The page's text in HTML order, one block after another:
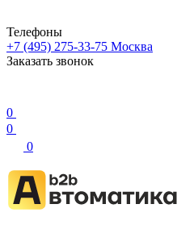
Телефоны
+7 (495) 275-33-75 Москва
Заказать звонок
0
0
0